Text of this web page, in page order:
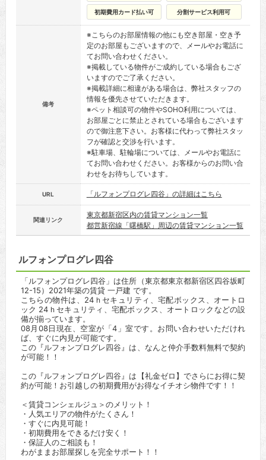
初期費用カード払い可 分割サービス利用可
備考
※こちらのお部屋情報の他にも空き部屋・空き予
定のお部屋もございますので、メールやお電話に
てお問い合わせください。
※掲載している物件がご成約している場合もござ
いますのでご了承ください。
※掲載詳細に相違がある場合は、弊社スタッフの
情報を優先させていただきます。
※ペット相談可の物件やSOHO利用については、
お部屋ごとに禁止とされている場合もございます
ので御注意下さい。お客様に代わって弊社スタッ
フが確認と交渉を行います。
※駐車場、駐輪場については、メールやお電話に
てお問い合わせください。お客様からのお問い合
わせをお待ちしています。
URL 「ルフォンプログレ四谷」の詳細はこちら
関連リンク
東京都新宿区内の賃貸マンション一覧
都営新宿線「曙橋駅」周辺の賃貸マンション一覧
ルフォンプログレ四谷
「ルフォンプログレ四谷」は住所（東京都東京都新宿区四谷坂町
12-15）2021年築の賃貸 一戸建 です。
こちらの物件は、24ｈセキュリティ、宅配ボックス、オートロ
ック 24ｈセキュリティ、宅配ボックス、オートロックなどの設
備が揃っています。
08月08日現在、空室が「4」室です。お問い合わせいただけれ
ば、すぐに内見が可能です。
この『ルフォンプログレ四谷』は、なんと仲介手数料無料で契約
が可能！！
この『ルフォンプログレ四谷』は【礼金ゼロ】でさらにお得に契
約が可能！お引越しの初期費用がお得なイチオシ物件です！！
＜賃貸コンシェルジュ＞のメリット！
・人気エリアの物件がたくさん！
・すぐに内見可能！
・初期費用をできるだけ安く！
・保証人のご相談も！
わがままお部屋探しを完全サポート！！